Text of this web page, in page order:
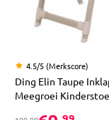
4.5/5 (Merkscore)
Ding Elin Taupe
Meegroei